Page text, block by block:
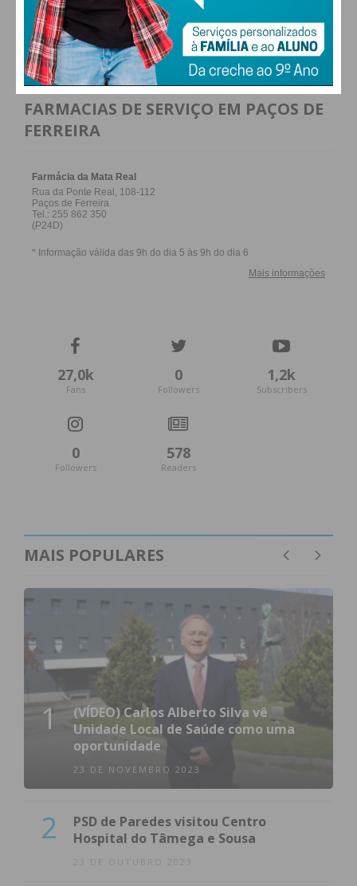
Eu li e concordo com ostermos e
condições
ALTERAR
FARMACIAS DE SERVIÇO EM PAÇOS DE
FERREIRA
27,0k
Fans
0
Followers
1,2k
Subscribers
0
Followers
578
Readers
MAIS POPULARES
1
(VÍDEO) Carlos Alberto Silva vê
Unidade Local de Saúde como uma
oportunidade
23 DE NOVEMBRO 2023
2
PSD de Paredes visitou Centro
Hospital do Tâmega e Sousa
23 DE OUTUBRO 2023